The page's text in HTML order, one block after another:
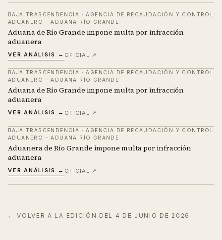
BAJA TRASCENDENCIA ·AGENCIA DE RECAUDACIÓN Y CONTROL
ADUANERO - ADUANA RÍO GRANDE
Aduana de Río Grande impone multa por infracción
aduanera
VER ANÁLISIS → OFICIAL ↗
BAJA TRASCENDENCIA ·AGENCIA DE RECAUDACIÓN Y CONTROL
ADUANERO - ADUANA RÍO GRANDE
Aduana de Río Grande impone multa por infracción
aduanera
VER ANÁLISIS → OFICIAL ↗
BAJA TRASCENDENCIA ·AGENCIA DE RECAUDACIÓN Y CONTROL
ADUANERO - ADUANA RÍO GRANDE
Aduanera de Río Grande impone multa por infracción
aduanera
VER ANÁLISIS → OFICIAL ↗
← VOLVER A LA EDICIÓN DEL 4 DE JUNIO DE 2026